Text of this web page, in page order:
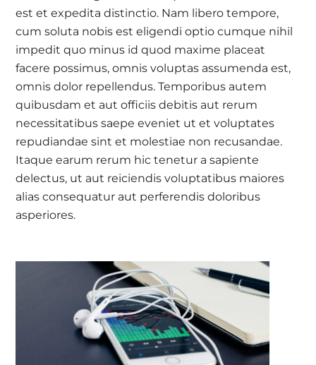
est et expedita distinctio. Nam libero tempore,
cum soluta nobis est eligendi optio cumque nihil
impedit quo minus id quod maxime placeat
facere possimus, omnis voluptas assumenda est,
omnis dolor repellendus. Temporibus autem
quibusdam et aut officiis debitis aut rerum
necessitatibus saepe eveniet ut et voluptates
repudiandae sint et molestiae non recusandae.
Itaque earum rerum hic tenetur a sapiente
delectus, ut aut reiciendis voluptatibus maiores
alias consequatur aut perferendis doloribus
asperiores.